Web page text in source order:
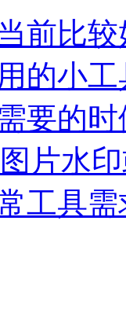
前比
的小
要的
片水
工具需